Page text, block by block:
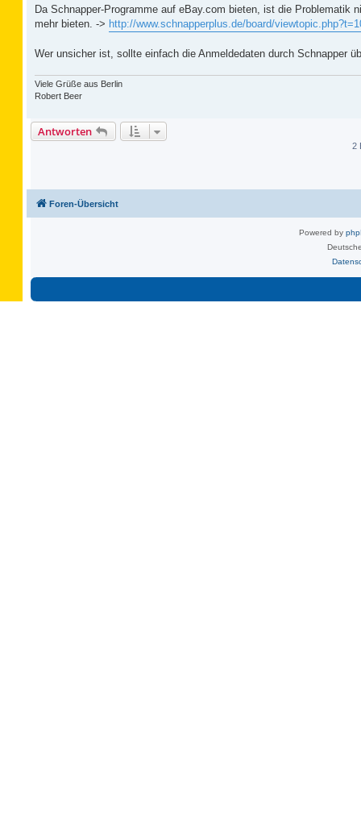
i
r
Da Schnapper-Programme auf eBay.com bieten, ist die
mehr bieten. -> http://www.schnapperplus.de/board/
Wer unsicher ist, sollte einfach die Anmeldedaten durch Schnapper
Viele Grüße aus Berlin
Robert Beer
Antworten
2
Foren-Übersicht
Powered by